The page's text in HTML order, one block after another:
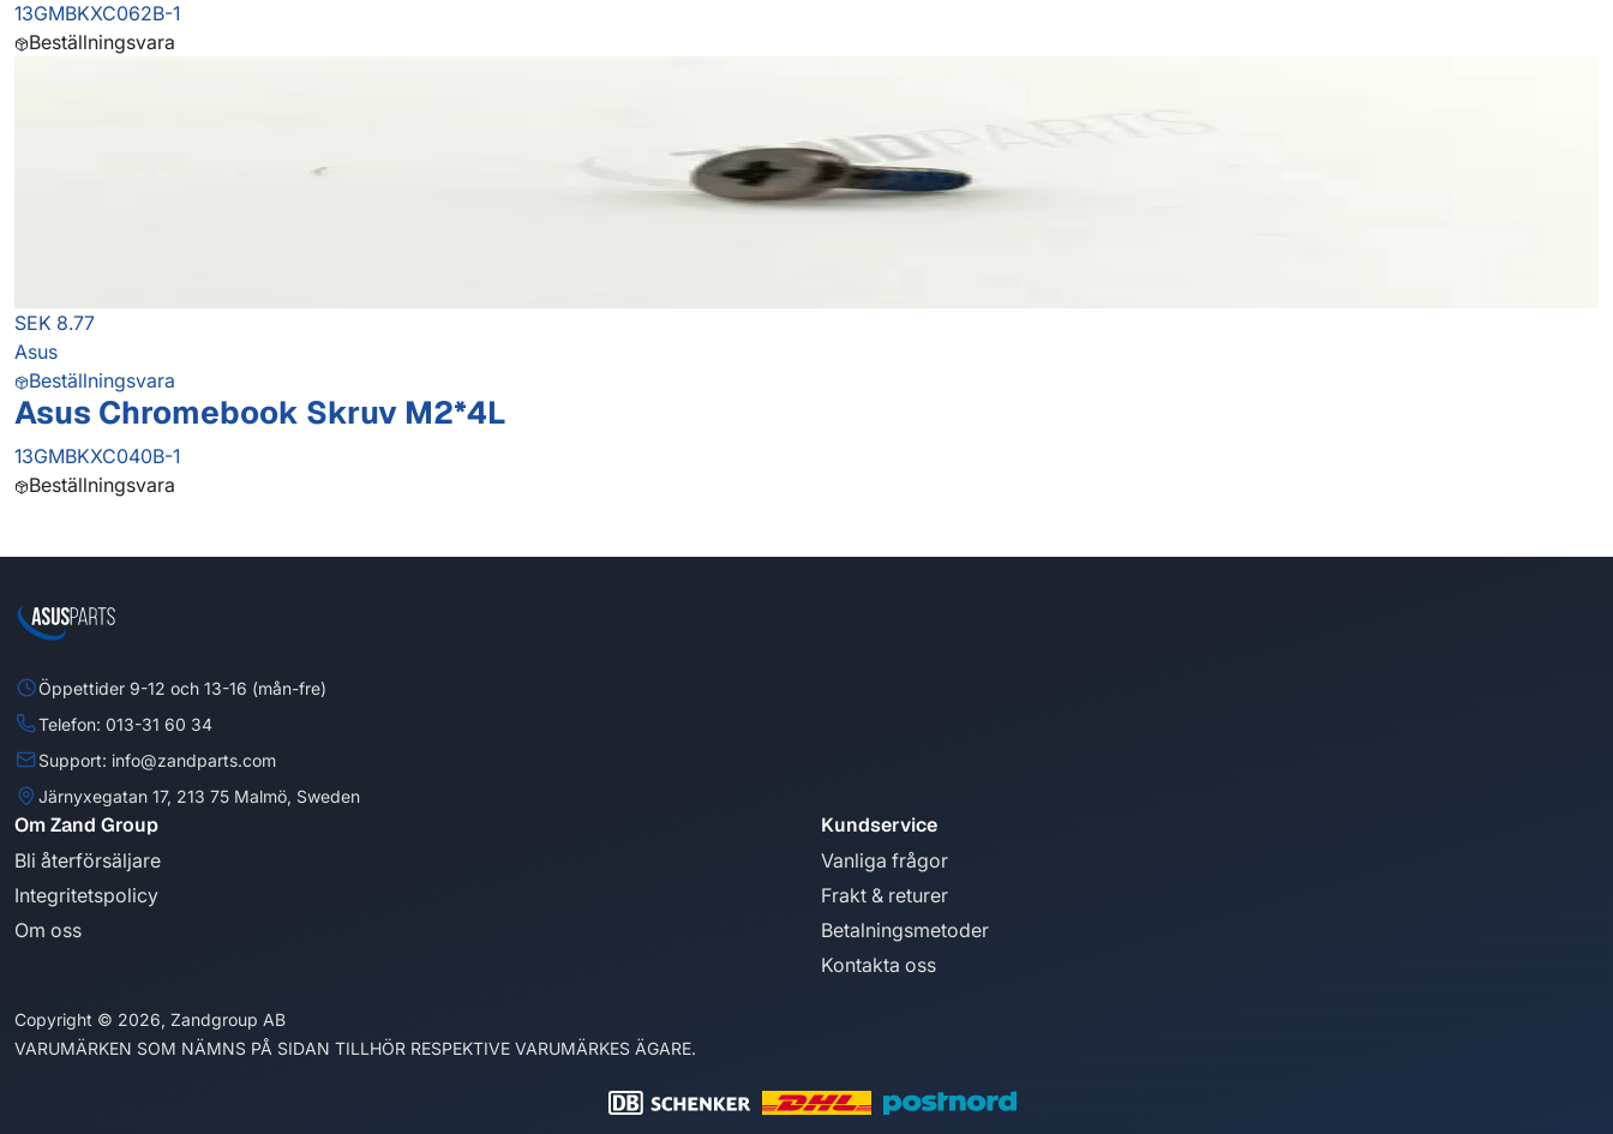
13GMBKXC062B-1
Beställningsvara
SEK 8.77
Asus
Beställningsvara
Asus Chromebook Skruv M2*4L
13GMBKXC040B-1
Beställningsvara
Öppettider 9-12 och 13-16 (mån-fre)
Telefon: 013-31 60 34
Support: info@zandparts.com
Järnyxegatan 17, 213 75 Malmö, Sweden
Om Zand Group
Bli återförsäljare
Integritetspolicy
Om oss
Kundservice
Vanliga frågor
Frakt & returer
Betalningsmetoder
Kontakta oss
Copyright © 2026, Zandgroup AB
VARUMÄRKEN SOM NÄMNS PÅ SIDAN TILLHÖR RESPEKTIVE VARUMÄRKES ÄGARE.